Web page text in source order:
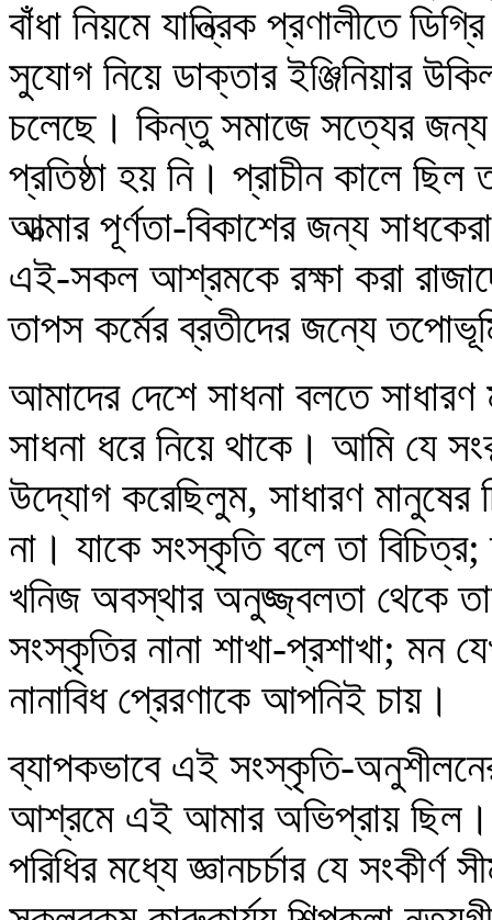
বাঁধা নিয়মে যান্ত্রিক প্রণালীতে
সুযোগ নিয়ে ডাক্তার ইঞ্জিনিয়ার
চলেছে। কিন্তু সমাজে সত্যের জন্য
প্রতিষ্ঠা হয় নি। প্রাচীন কালে
আত্মার পূর্ণতা-বিকাশের জন্য
এই-সকল আশ্রমকে রক্ষা করা
তাপস কর্মের ব্রতীদের জন্যে
আমাদের দেশে সাধনা বলতে সাধারণ
সাধনা ধরে নিয়ে থাকে। আমি যে
উদ্যোগ করেছিলুম, সাধারণ মানুষের
না। যাকে সংস্কৃতি বলে তা
খনিজ অবস্থার অনুজ্জ্বলতা থেকে
সংস্কৃতির নানা শাখা-প্রশাখা; মন
নানাবিধ প্রেরণাকে আপনিই চায়।
ব্যাপকভাবে এই সংস্কৃতি-
আশ্রমে এই আমার অভিপ্রায় ছিল।
পরিধির মধ্যে জ্ঞানচর্চার যে সংকীর্ণ